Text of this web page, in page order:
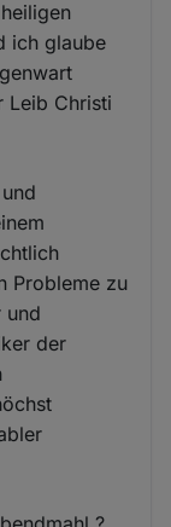
ich glaube
Leib Christi
Probleme zu
und
der